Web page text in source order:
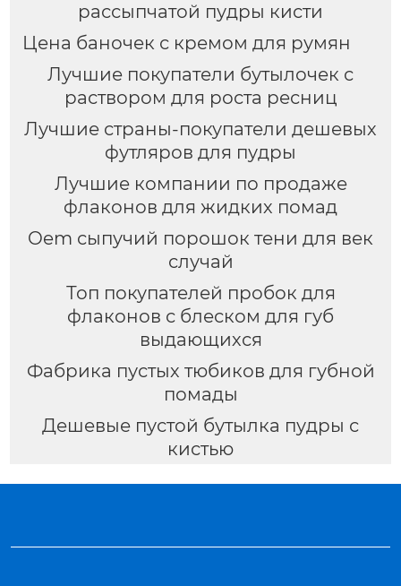
рассыпчатой пудры кисти
Цена баночек с кремом для румян
Лучшие покупатели бутылочек с
раствором для роста ресниц
Лучшие страны-покупатели дешевых
футляров для пудры
Лучшие компании по продаже
флаконов для жидких помад
Oem сыпучий порошок тени для век
случай
Топ покупателей пробок для
флаконов с блеском для губ
выдающихся
Фабрика пустых тюбиков для губной
помады
Дешевые пустой бутылка пудры с
кистью